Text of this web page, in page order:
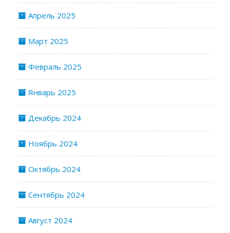
Апрель 2025
Март 2025
Февраль 2025
Январь 2025
Декабрь 2024
Ноябрь 2024
Октябрь 2024
Сентябрь 2024
Август 2024